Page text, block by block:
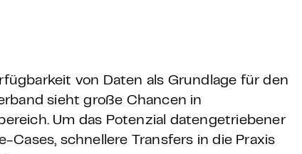
von Daten als Grundlage für den
sieht große Chancen in
Um das Potenzial datengetriebener
schnellere Transfers in die Praxis